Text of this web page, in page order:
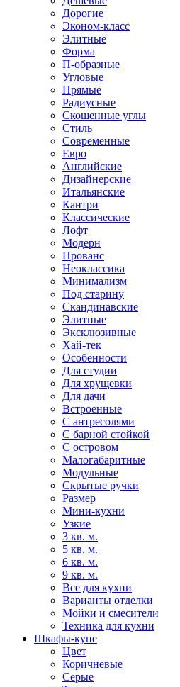
Дорогие
Эконом-класс
Элитные
Форма
П-образные
Угловые
Прямые
Радиусные
Скошенные углы
Стиль
Современные
Евро
Английские
Дизайнерские
Итальянские
Кантри
Классические
Лофт
Модерн
Прованс
Неоклассика
Минимализм
Под старину
Скандинавские
Элитные
Эксклюзивные
Хай-тек
Особенности
Для студии
Для хрущевки
Для дачи
Встроенные
С антресолями
С барной стойкой
С островом
Малогабаритные
Модульные
Скрытые ручки
Размер
Мини-кухни
Узкие
3 кв. м.
5 кв. м.
6 кв. м.
9 кв. м.
Все для кухни
Варианты отделки
Мойки и смесители
Техника для кухни
Шкафы-купе
Цвет
Коричневые
Серые